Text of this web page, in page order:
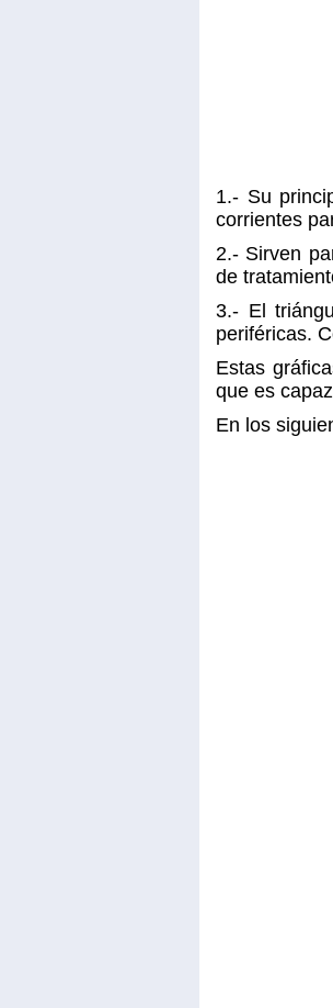
1.- Su
corrientes
2.- Sirven
de
3.- El
periféricas.
Estas
que es
En los